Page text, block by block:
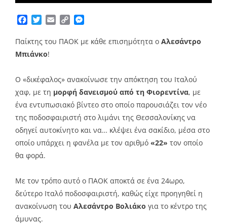
Facebook
TwitterEmailCopy
Παίκτης του ΠΑΟΚ με κάθε επισημότητα ο Αλεσάντρο
Μπιάνκο!
Ο «δικέφαλος» ανακοίνωσε την απόκτηση του Ιταλού
χαφ, με τη μορφή δανεισμού από τη Φιορεντίνα, με
ένα εντυπωσιακό βίντεο στο οποίο παρουσιάζει τον νέο
της ποδοσφαιριστή στο λιμάνι της Θεσσαλονίκης να
οδηγεί αυτοκίνητο και να… κλέψει ένα σακίδιο, μέσα στο
οποίο υπάρχει η φανέλα με τον αριθμό «22» τον οποίο
θα φορά.
Με τον τρόπο αυτό ο ΠΑΟΚ αποκτά σε ένα 24ωρο,
δεύτερο Ιταλό ποδοσφαιριστή, καθώς είχε προηγηθεί η
ανακοίνωση του Αλεσάντρο Βολιάκο για το κέντρο της
άμυνας.